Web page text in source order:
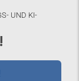
UND KI-